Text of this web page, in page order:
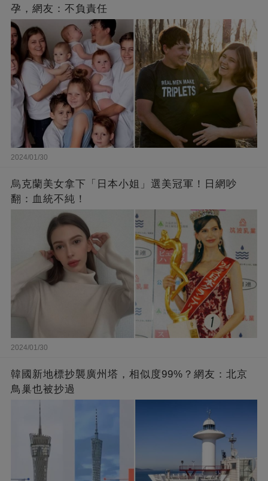
孕，網友：不負責任
2024/01/30
烏克蘭美女拿下「日本小姐」選美冠軍！日網吵
翻：血統不純！
2024/01/30
韓國新地標抄襲廣州塔，相似度99%？網友：北京
鳥巢也被抄過